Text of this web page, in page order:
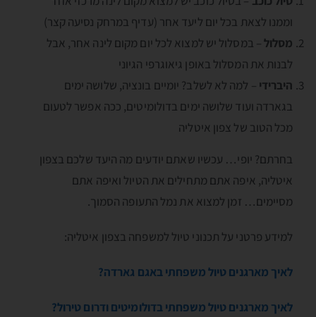
וממנו לצאת בכל יום ליעד אחר (עדיף במרחק נסיעה קצר)
מסלול– במסלול יש למצוא לכל יום מקום לינה אחר, אבל
לבנות את המסלול באופן גיאוגרפי הגיוני
היברידי – למה לא לשלב? יומיים בונציה, שלושה ימים
בגארדה ועוד שלושה ימים בדולומיטים, ככה אפשר לטעום
מכל הטוב של צפון איטליה
בחרתם? יופי… עכשיו שאתם יודעים מה היעד שלכם בצפון
איטליה, איפה אתם מתחילים את הטיול ואיפה אתם
מסיימים… זמן למצוא את נמל התעופה הסמוך.
למידע פרטני על תכנוני טיול למשפחה בצפון איטליה:
לאיך מארגנים טיול משפחתי באגם גארדה?
לאיך מארגנים טיול משפחתי בדולומיטים ודרום טירול?